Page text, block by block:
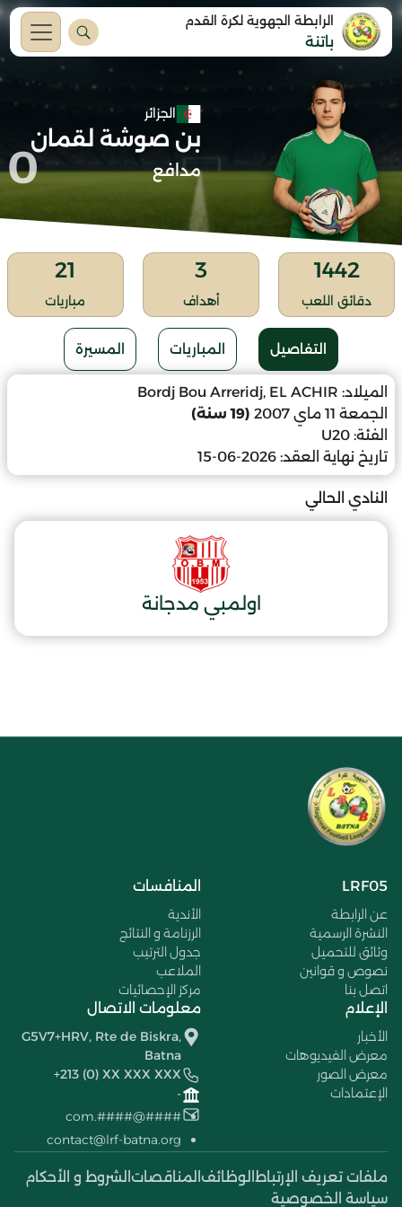
الرابطة الجهوية لكرة القدم
باتنة
الجزائر
بن صوشة لقمان
مدافع 0
1442
دقائق اللعب
3
أهداف
21
مباريات
التفاصيل المباريات المسيرة
الميلاد: Bordj Bou Arreridj, EL ACHIR
الجمعة 11 ماي 2007
(19 سنة)
الفئة: U20
تاريخ نهاية العقد: 2026-06-15
النادي الحالي
اولمبي مدجانة
LRF05
عن الرابطة
النشرة الرسمية
وثائق للتحميل
نصوص و قوانين
اتصل بنا
المنافسات
الأندية
الرزنامة و النتائج
جدول الترتيب
الملاعب
مركز الإحصائيات
الإعلام
الأخبار
معرض الفيديوهات
معرض الصور
الإعتمادات
معلومات الاتصال
G5V7+HRV, Rte de Biskra,
Batna
+213 (0) XX XXX XXX
-
####@####.com
contact@lrf-batna.org
ملفات تعريف الإرتباط الوظائف المناقصات الشروط و الأحكام
سياسة الخصوصية